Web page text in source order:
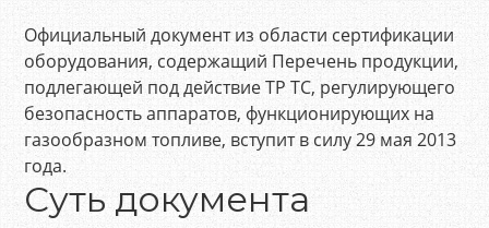
Официальный документ из области сертификации
оборудования, содержащий Перечень продукции,
подлегающей под действие ТР ТС, регулирующего
безопасность аппаратов, функционирующих на
газообразном топливе, вступит в силу 29 мая 2013
года.
Суть документа